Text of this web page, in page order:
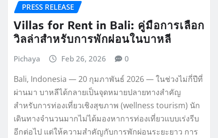
PRESS RELEASE
Villas for Rent in Bali: คู่มือการเลือก
วิลล่าสำหรับการพักผ่อนในบาหลี
Pichaya Feb 26, 2026 0
Bali, Indonesia — 20 กุมภาพันธ์ 2026 — ในช่วงไม่กี่ปีที่
ผ่านมา บาหลีได้กลายเป็นจุดหมายปลายทางสำคัญ
สำหรับการท่องเที่ยวเชิงสุขภาพ (wellness tourism) นัก
เดินทางจำนวนมากไม่ได้มองหาการท่องเที่ยวแบบเร่งรีบ
อีกต่อไป แต่ให้ความสำคัญกับการพักผ่อนระยะยาว การ